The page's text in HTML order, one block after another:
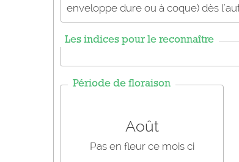
enveloppe dure ou à coque) dès
Les indices pour le reconnaître
Période de floraison
Août
Pas en fleur ce mois ci